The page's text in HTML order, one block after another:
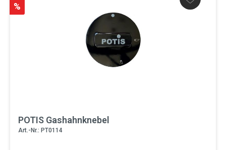
%
POTIS Gashahnknebel
Art.-Nr.: PT0114